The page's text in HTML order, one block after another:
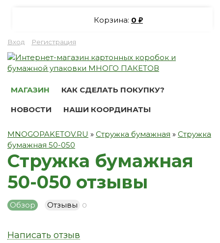
Корзина: 0 ₽
Вход Регистрация
МАГАЗИН КАК СДЕЛАТЬ ПОКУПКУ?
НОВОСТИ НАШИ КООРДИНАТЫ
MNOGOPAKETOV.RU » Стружка бумажная » Стружка
бумажная 50-050
Стружка бумажная
50-050 отзывы
Обзор Отзывы 0
Написать отзыв